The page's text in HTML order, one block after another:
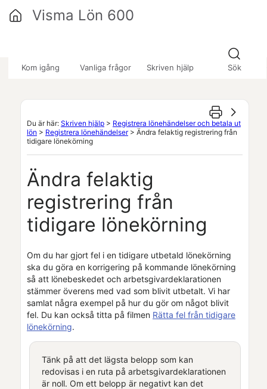
Kom igång Vanliga frågor Skriven hjälp Sök
Visma Lön 600
Du är här: Skriven hjälp > Registrera lönehändelser och betala ut
lön > Registrera lönehändelser> Ändra felaktig registrering från
tidigare lönekörning
Ändra felaktig
registrering från
tidigare lönekörning
Om du har gjort fel i en tidigare utbetald lönekörning
ska du göra en korrigering på kommande lönekörning
så att lönebeskedet och arbetsgivardeklarationen
stämmer överens med vad som blivit utbetalt. Vi har
samlat några exempel på hur du gör om något blivit
fel. Du kan också titta på filmen Rätta fel från tidigare
lönekörning.
Tänk på att det lägsta belopp som kan
redovisas i en ruta på arbetsgivardeklarationen
är noll. Om ett belopp är negativt kan det